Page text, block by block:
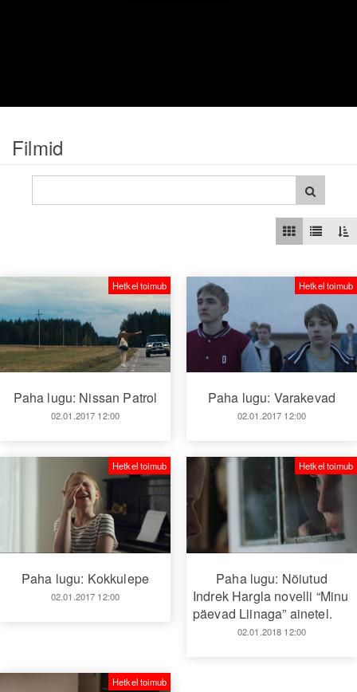
Filmid
Paha lugu: Nissan Patrol
02.01.2017 12:00
Hetkel toimub
Paha lugu: Varakevad
02.01.2017 12:00
Hetkel toimub
Paha lugu: Kokkulepe
02.01.2017 12:00
Hetkel toimub
Paha lugu: Nõiutud
Indrek Hargla novelli “Minu
päevad Liinaga” ainetel.
02.01.2018 12:00
Hetkel toimub
Hetkel toimub